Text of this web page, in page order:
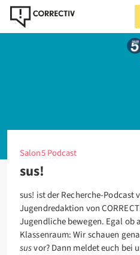
Startseite Projekte
Salon5 Podcast
sus!
sus! ist der Recherche-Podcast
Jugendredaktion von
Jugendliche bewegen. Egal ob
Klassenraum: Wir schauen
susvor? Dann meldet euch bei